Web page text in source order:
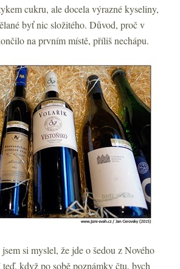
cukru, ale docela výrazné kyseliny,
byť nic složitého. Důvod, proč v
na prvním místě, příliš nechápu.
si myslel, že jde o šedou z Nového
když po sobě poznámky čtu, bych